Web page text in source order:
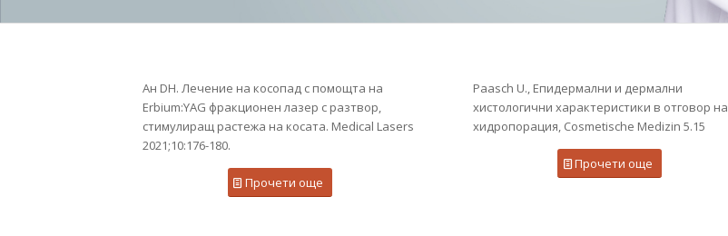
Ан DH. Лечение на косопад с помощта на
Erbium:YAG фракционен лазер с разтвор,
стимулиращ растежа на косата. Medical Lasers
2021;10:176-180.
Прочети още
Paasch U., Епидермални и дермални
хистологични характеристики в отговор на
хидропорация, Cosmetische Medizin 5.15
Прочети още